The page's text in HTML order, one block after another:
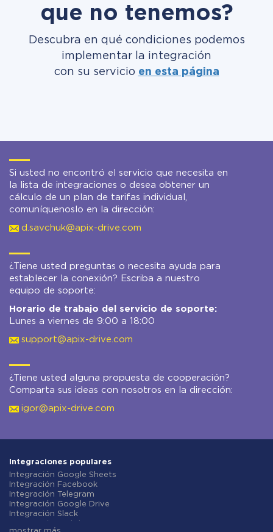
que no tenemos?
Descubra en qué condiciones podemos
implementar la integración
con su servicio en esta página
Si usted no encontró el servicio que necesita en
la lista de integraciones o desea obtener un
cálculo de un plan de tarifas individual,
comuníquenoslo en la dirección:
d.savchuk@apix-drive.com
¿Tiene usted preguntas o necesita ayuda para
establecer la conexión? Escriba a nuestro
equipo de soporte:
Horario de trabajo del servicio de soporte:
Lunes a viernes de 9:00 a 18:00
support@apix-drive.com
¿Tiene usted alguna propuesta de cooperación?
Comparta sus ideas con nosotros en la dirección:
igor@apix-drive.com
Integraciones populares
Integración Google Sheets
Integración Facebook
Integración Telegram
Integración Google Drive
Integración Slack